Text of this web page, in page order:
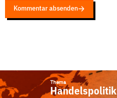
Kommentar absenden
Thema
Handelspolitik